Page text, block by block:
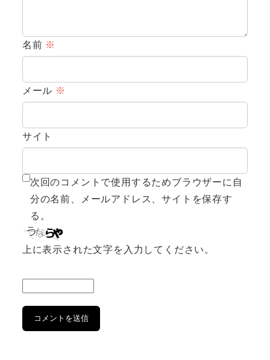
名前 ※
メール ※
サイト
次回のコメントで使用するためブラウザーに自
分の名前、メールアドレス、サイトを保存す
る。
上に表示された文字を入力してください。